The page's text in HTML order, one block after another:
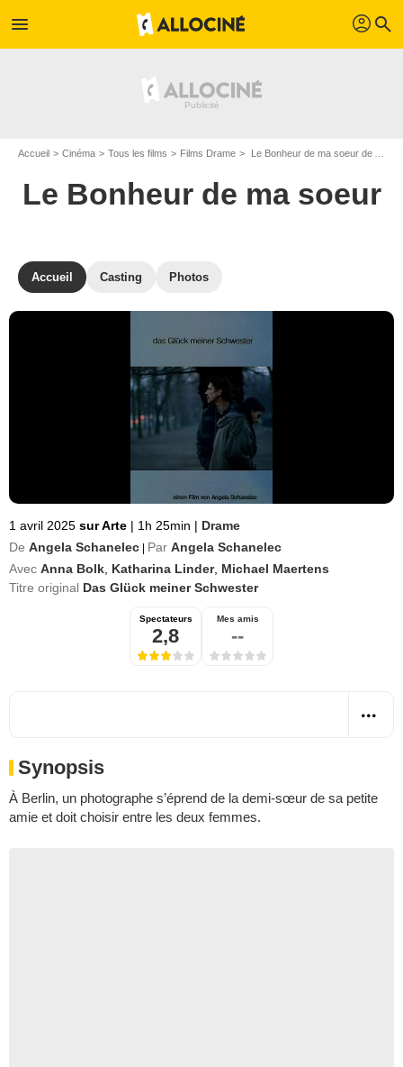
menu profil search
Accueil Cinéma Tous les films Films Drame Le Bonheur de ma soeur de Angela Schanelec
Le Bonheur de ma soeur
Accueil Casting Photos
1 avril 2025 sur Arte | 1h 25min | Drame
De Angela Schanelec Par Angela Schanelec
Avec Anna Bolk Katharina Linder, Michael Maertens
Titre original Das Glück meiner Schwester
Spectateurs
2,8
Mes amis
--
Synopsis
À Berlin, un photographe s’éprend de la demi-sœur de sa petite
amie et doit choisir entre les deux femmes.